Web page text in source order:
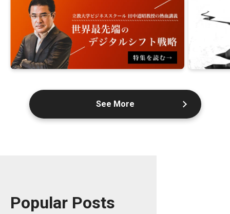
See More
Popular Posts